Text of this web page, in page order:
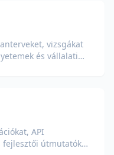
vizsgákat
és vállalati
API
útmutatókat